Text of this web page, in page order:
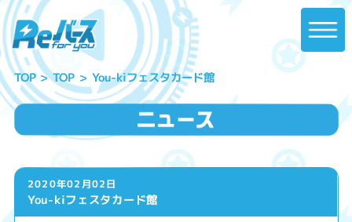
TOP TOP You-kiフェスタカード館
2020年02月02日
You-kiフェスタカード館